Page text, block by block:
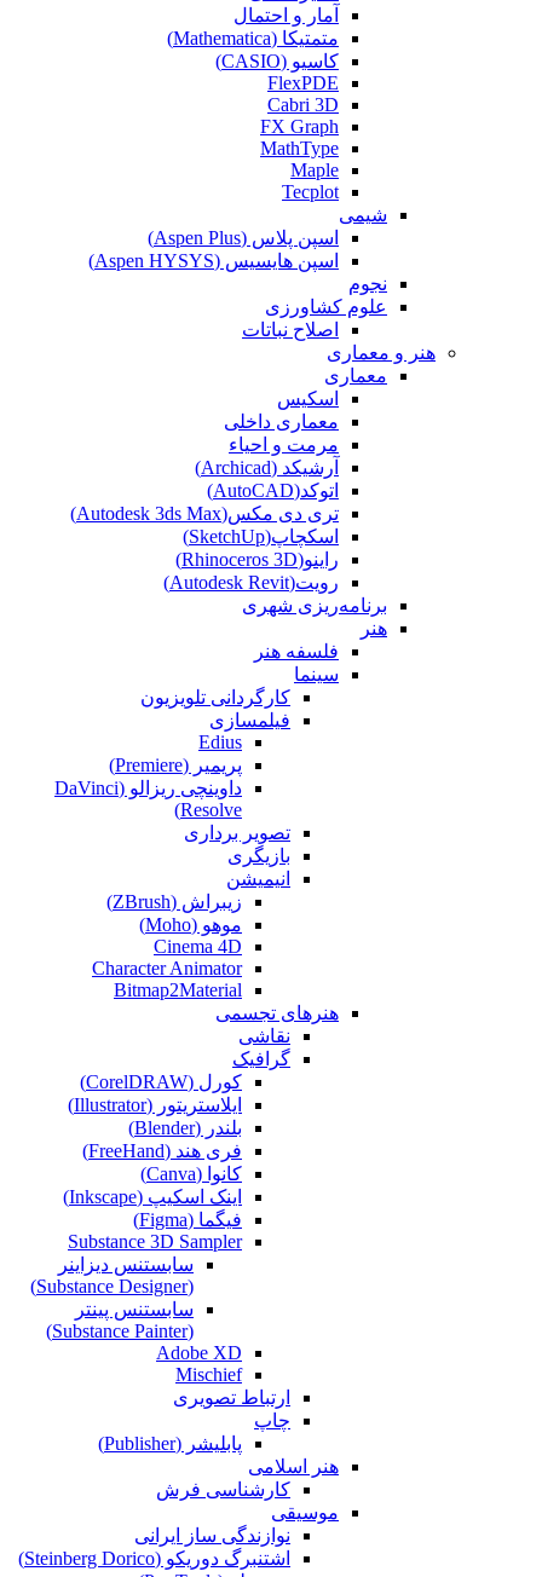
آمار و احتمال
متمتیکا (Mathematica)
کاسیو (CASIO)
FlexPDE
Cabri 3D
FX Graph
MathType
Maple
Tecplot
شیمی
اسپن پلاس (Aspen Plus)
اسپن هایسیس (Aspen HYSYS)
نجوم
علوم کشاورزی
اصلاح نباتات
هنر و معماری
معماری
اسکیس
معماری داخلی
مرمت و احیاء
آرشیکد (Archicad)
اتوکد(AutoCAD)
تری دی مکس(Autodesk 3ds Max)
اسکچاپ(SketchUp)
راینو(Rhinoceros 3D)
رویت(Autodesk Revit)
برنامه‌ریزی شهری
هنر
فلسفه هنر
سینما
کارگردانی تلویزیون
فیلمسازی
Edius
پریمیر (Premiere)
داوینچی ریزالو (DaVinci
Resolve)
تصویر برداری
بازیگری
انیمیشن
زیبراش (ZBrush)
موهو (Moho)
Cinema 4D
Character Animator
Bitmap2Material
هنرهای تجسمی
نقاشی‌
گرافیک
کورل (CorelDRAW)
ایلاستریتور (Illustrator)
بلندر (Blender)
فری هند (FreeHand)
کانوا (Canva)
اینک اسکیپ (Inkscape)
فیگما (Figma‎)
Substance 3D Sampler
سابستنس دیزاینر
(Substance Designer)
سابستنس پینتر
(Substance Painter)
Adobe XD
Mischief
ارتباط تصویری
چاپ
پابلیشر (Publisher)
هنر اسلامی
کارشناسی فرش
موسیقی
نوازندگی ساز ایرانی
اشتنبرگ دوریکو (Steinberg Dorico)